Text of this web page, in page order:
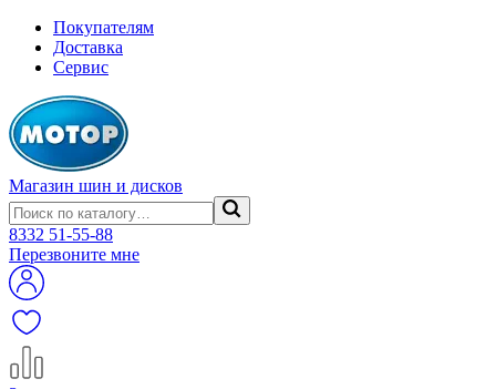
Покупателям
Доставка
Сервис
Магазин шин и дисков
8332 51-55-88
Перезвоните мне